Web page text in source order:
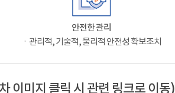
안전한 관리
ㆍ관리적, 기술적, 물리적 안전성 확보조치
이미지 클릭 시 관련 링크로 이동)